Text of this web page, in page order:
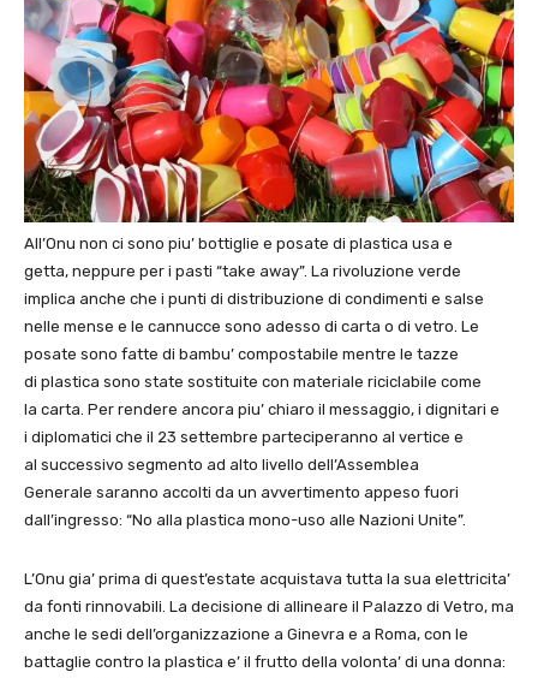
All’Onu non ci sono piu’ bottiglie e posate di plastica usa e
getta, neppure per i pasti “take away”. La rivoluzione verde
implica anche che i punti di distribuzione di condimenti e salse
nelle mense e le cannucce sono adesso di carta o di vetro. Le
posate sono fatte di bambu’ compostabile mentre le tazze
di plastica sono state sostituite con materiale riciclabile come
la carta. Per rendere ancora piu’ chiaro il messaggio, i dignitari e
i diplomatici che il 23 settembre parteciperanno al vertice e
al successivo segmento ad alto livello dell’Assemblea
Generale saranno accolti da un avvertimento appeso fuori
dall’ingresso: “No alla plastica mono-uso alle Nazioni Unite”.
L’Onu gia’ prima di quest’estate acquistava tutta la sua elettricita’
da fonti rinnovabili. La decisione di allineare il Palazzo di Vetro, ma
anche le sedi dell’organizzazione a Ginevra e a Roma, con le
battaglie contro la plastica e’ il frutto della volonta’ di una donna: